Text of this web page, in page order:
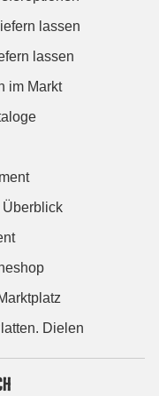
lassen
lassen
im Markt
Überblick
Dielen